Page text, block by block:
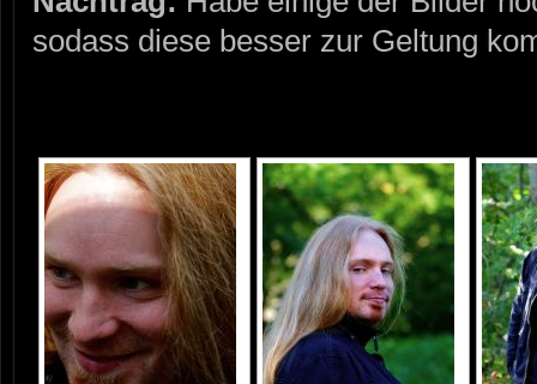
sodass diese besser zur Geltung